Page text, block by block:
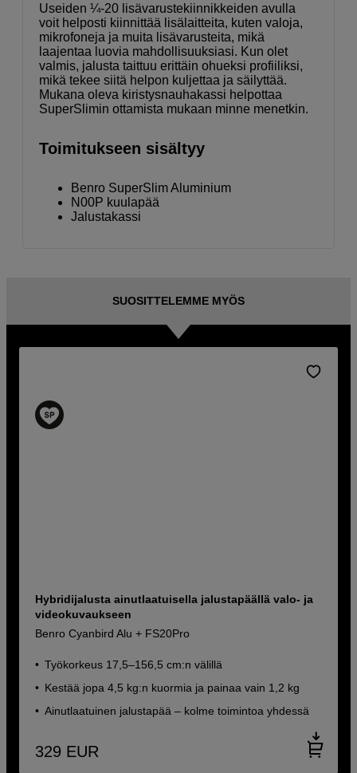
Useiden ¼-20 lisävarustekiinnikkeiden avulla
voit helposti kiinnittää lisälaitteita, kuten valoja,
mikrofoneja ja muita lisävarusteita, mikä
laajentaa luovia mahdollisuuksiasi. Kun olet
valmis, jalusta taittuu erittäin ohueksi profiiliksi,
mikä tekee siitä helpon kuljettaa ja säilyttää.
Mukana oleva kiristysnauhakassi helpottaa
SuperSlimin ottamista mukaan minne menetkin.
Toimitukseen sisältyy
Benro SuperSlim Aluminium
N00P kuulapää
Jalustakassi
SUOSITTELEMME MYÖS
Hybridijalusta ainutlaatuisella jalustapäällä valo- ja
videokuvaukseen
Benro Cyanbird Alu + FS20Pro
Työkorkeus 17,5–156,5 cm:n välillä
Kestää jopa 4,5 kg:n kuormia ja painaa vain 1,2 kg
Ainutlaatuinen jalustapää – kolme toimintoa yhdessä
329 EUR